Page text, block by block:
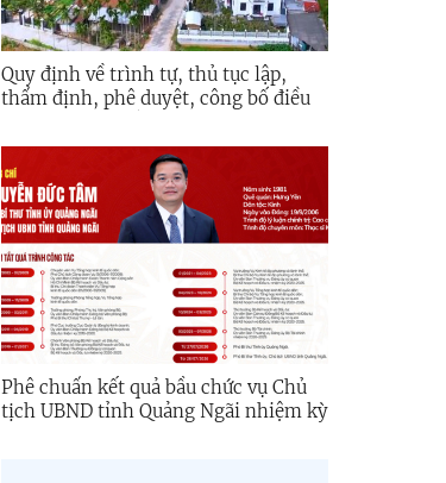
Quy định về trình tự, thủ tục lập,
thẩm định, phê duyệt, công bố điều
và nông thôn
Phê chuẩn kết quả bầu chức vụ Chủ
tịch UBND tỉnh Quảng Ngãi nhiệm kỳ